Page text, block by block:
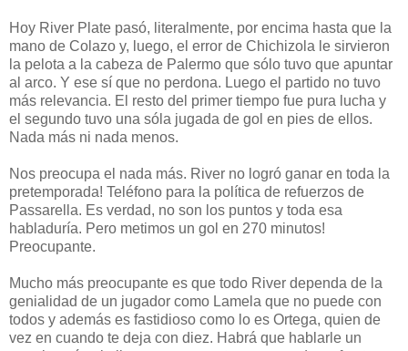
Hoy River Plate pasó, literalmente, por encima hasta que la
mano de Colazo y, luego, el error de Chichizola le sirvieron
la pelota a la cabeza de Palermo que sólo tuvo que apuntar
al arco. Y ese sí que no perdona. Luego el partido no tuvo
más relevancia. El resto del primer tiempo fue pura lucha y
el segundo tuvo una sóla jugada de gol en pies de ellos.
Nada más ni nada menos.
Nos preocupa el nada más. River no logró ganar en toda la
pretemporada! Teléfono para la política de refuerzos de
Passarella. Es verdad, no son los puntos y toda esa
habladuría. Pero metimos un gol en 270 minutos!
Preocupante.
Mucho más preocupante es que todo River dependa de la
genialidad de un jugador como Lamela que no puede con
todos y además es fastidioso como lo es Ortega, quien de
vez en cuando te deja con diez. Habrá que hablarle un